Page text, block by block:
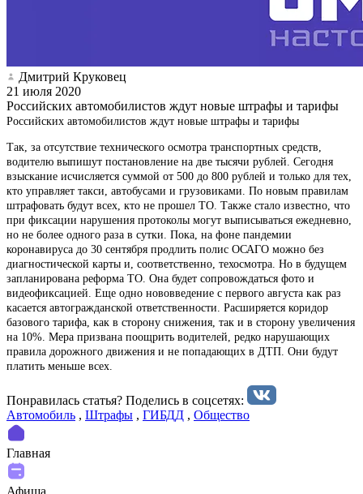
Дмитрий Круковец
21 июля 2020
Российских автомобилистов ждут новые штрафы и тарифы
Российских автомобилистов ждут новые штрафы и тарифы
Так, за отсутствие технического осмотра транспортных средств,
водителю выпишут постановление на две тысячи рублей. Сегодня
взыскание исчисляется суммой от 500 до 800 рублей и только для тех,
кто управляет такси, автобусами и грузовиками. По новым правилам
штрафовать будут всех, кто не прошел ТО. Также стало известно, что
при фиксации нарушения протоколы могут выписываться ежедневно,
но не более одного раза в сутки. Пока, на фоне пандемии
коронавируса до 30 сентября продлить полис ОСАГО можно без
диагностической карты и, соответственно, техосмотра. Но в будущем
запланирована реформа ТО. Она будет сопровождаться фото и
видеофиксацией. Еще одно нововведение с первого августа как раз
касается автогражданской ответственности. Расширяется коридор
базового тарифа, как в сторону снижения, так и в сторону увеличения
на 10%. Мера призвана поощрить водителей, редко нарушающих
правила дорожного движения и не попадающих в ДТП. Они будут
платить меньше всех.
Понравилась статья? Поделиcь в соцсетях:
Автомобиль , Штрафы , ГИБДД , Общество
Главная
Афиша